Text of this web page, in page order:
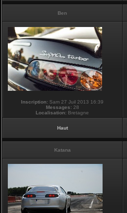
Ben
Inscription: Sam 27 Juil 2013 16:39
Messages: 28
Localisation: Bretagne
Haut
Katana